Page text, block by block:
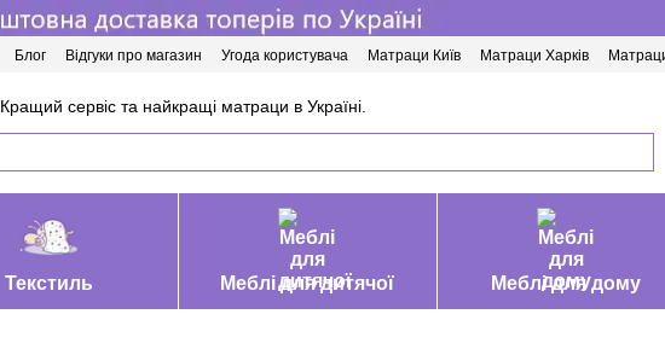
Блог Відгуки про магазин Угода користувача Матраци Київ Матраци Харків
Кращий сервіс та найкращі матраци в Україні.
Текстиль Меблі для дитячої Меблі для дому